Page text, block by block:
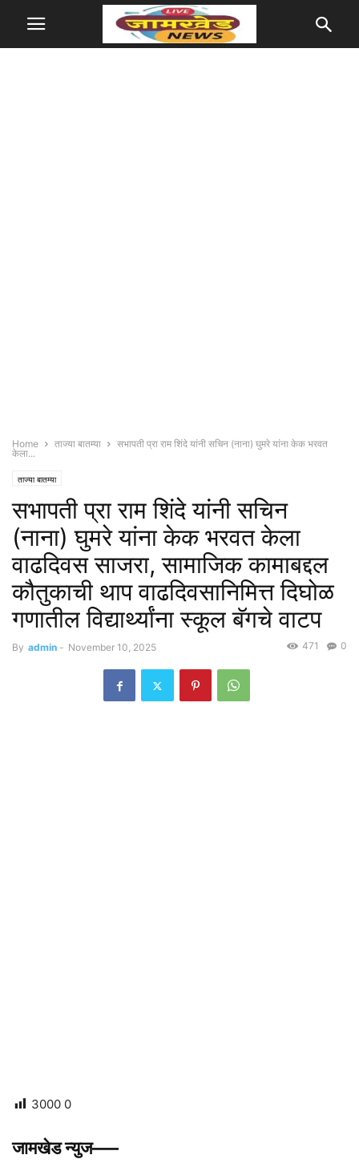
Home ताज्या बातम्या
सभापती प्रा राम शिंदे यांनी सचिन (नाना) घुमरे यांना केक भरवत
केला...
ताज्या बातम्या
सभापती प्रा राम शिंदे यांनी सचिन
(नाना) घुमरे यांना केक भरवत केला
वाढदिवस साजरा, सामाजिक कामाबद्दल
कौतुकाची थाप वाढदिवसानिमित्त दिघोळ
गणातील विद्यार्थ्यांना स्कूल बॅगचे वाटप
By admin - November 10, 2025 0
471
3000 0
जामखेड न्युज—–